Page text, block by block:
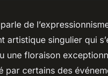
de
artistique singulier qui
une floraison
par certains des